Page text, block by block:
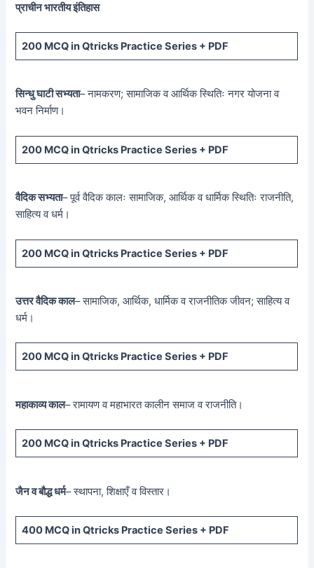
प्राचीन भारतीय इंतिहास
200 MCQin Qtricks Practice Series + PDF
सिन्धु घाटी सभ्यता– नामकरण; सामाजिक व आर्थिक स्थितिः नगर योजना व
भवन निर्माण।
200 MCQin Qtricks Practice Series + PDF
वैदिक सभ्यता– पूर्व वैदिक कालः सामाजिक, आर्थिक व धार्मिक स्थितिः राजनीति,
साहित्य व धर्म।
200 MCQin Qtricks Practice Series + PDF
उत्तर वैदिक काल– सामाजिक, आर्थिक, धार्मिक व राजनीतिक जीवन; साहित्य व
धर्म।
200 MCQin Qtricks Practice Series + PDF
महाकाव्य काल– रामायण व महाभारत कालीन समाज व राजनीति।
200 MCQin Qtricks Practice Series + PDF
जैन व बौद्ध धर्म– स्थापना, शिक्षाएँ व विस्तार।
400 MCQin Qtricks Practice Series + PDF